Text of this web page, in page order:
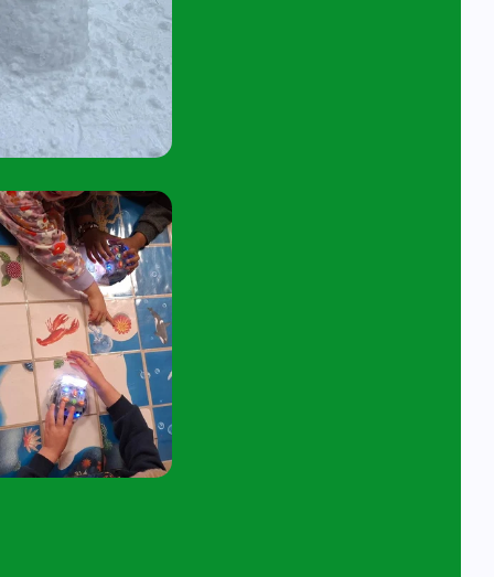
4 jaar en hun ouder/verzorger zijn van
kijk- en speelochtend op woensdag 10
tot 10:15 uur.
een e-mail aan